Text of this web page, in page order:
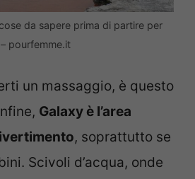
da sapere prima di partire per
pourfemme.it
un massaggio, è questo
Galaxy è l’area
, soprattutto se
Scivoli d’acqua, onde